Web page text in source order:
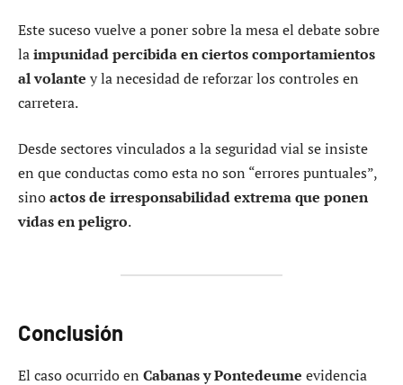
Este suceso vuelve a poner sobre la mesa el debate sobre
laimpunidad percibida en ciertos comportamientos
al volante y la necesidad de reforzar los controles en
carretera.
Desde sectores vinculados a la seguridad vial se insiste
en que conductas como esta no son “errores puntuales”,
sinoactos de irresponsabilidad extrema que ponen
vidas en peligro.
Conclusión
El caso ocurrido en Cabanas y Pontedeume evidencia